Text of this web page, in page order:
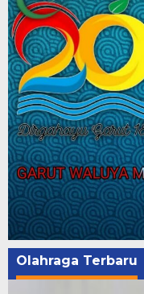
Olahraga Terbaru